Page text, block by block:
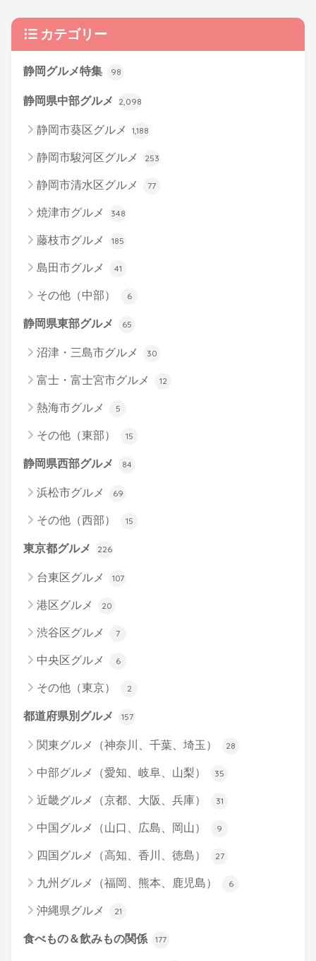
カテゴリー
静岡グルメ特集 98
静岡県中部グルメ 2,098
静岡市葵区グルメ 1,188
静岡市駿河区グルメ 253
静岡市清水区グルメ 77
焼津市グルメ 348
藤枝市グルメ 185
島田市グルメ 41
その他（中部） 6
静岡県東部グルメ 65
沼津・三島市グルメ 30
富士・富士宮市グルメ 12
熱海市グルメ 5
その他（東部） 15
静岡県西部グルメ 84
浜松市グルメ 69
その他（西部） 15
東京都グルメ 226
台東区グルメ 107
港区グルメ 20
渋谷区グルメ 7
中央区グルメ 6
その他（東京） 2
都道府県別グルメ 157
関東グルメ（神奈川、千葉、埼玉） 28
中部グルメ（愛知、岐阜、山梨） 35
近畿グルメ（京都、大阪、兵庫） 31
中国グルメ（山口、広島、岡山） 9
四国グルメ（高知、香川、徳島） 27
九州グルメ（福岡、熊本、鹿児島） 6
沖縄県グルメ 21
食べもの＆飲みもの関係 177